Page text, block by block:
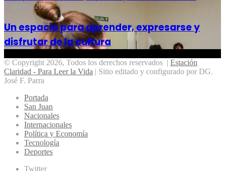
7 agosto, 2026
Un espacio para aprender, expresarse y
disfrutar de la cultura
© Copyright 2026, Todos los derechos reservados | Estación
Claridad - Para Leer la Vida | Sitio editado y configurado por DG.
José F. Parra
Portada
San Juan
Nacionales
Internacionales
Política y Economía
Tecnología
Deportes
Twitter